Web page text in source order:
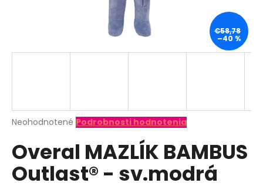
Priemerné
produktu
je
0,0
z
Neohodnotené Podrobnosti hodnotenia
Overal MAZLÍK BAMBUS
Outlast® - sv.modrá
€58,78
–40 %